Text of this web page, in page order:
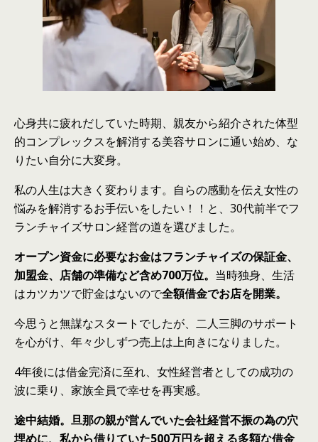
心身共に疲れだしていた時期、親友から紹介された体型
的コンプレックスを解消する美容サロンに通い始め、な
りたい自分に大変身。
私の人生は大きく変わります。自らの感動を伝え女性の
悩みを解消するお手伝いをしたい！！と、30代前半でフ
ランチャイズサロン経営の道を選びました。
オープン資金に必要なお金はフランチャイズの保証金、
加盟金、店舗の準備など含め700万位。 当時独身、生活
はカツカツで貯金はないので全額借金でお店を開業。
今思うと無謀なスタートでしたが、二人三脚のサポート
を心がけ、年々少しずつ売上は上向きになりました。
4年後には借金完済に至れ、女性経営者としての成功の
波に乗り、家族全員で幸せを再実感。
途中結婚。旦那の親が営んでいた会社経営不振の為の穴
埋めに、私から借りていた500万円を超える多額な借金